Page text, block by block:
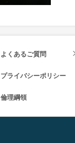
よくあるご質問
プライバシーポリシー
倫理綱領